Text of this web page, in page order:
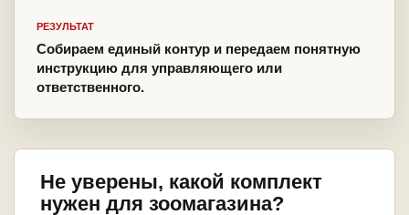
РЕЗУЛЬТАТ
Собираем единый контур и передаем понятную
инструкцию для управляющего или
ответственного.
Не уверены, какой комплект
нужен для зоомагазина?